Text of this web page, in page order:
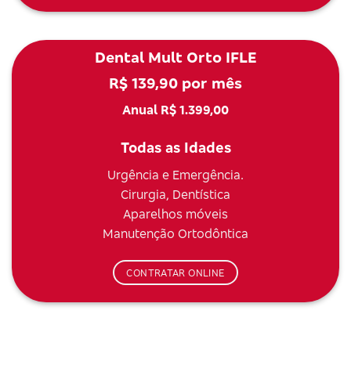
Dental Mult Orto IFLE
R$ 139,90 por mês
Anual R$ 1.399,00
Todas as Idades
Urgência e Emergência.
Cirurgia, Dentística
Aparelhos móveis
Manutenção Ortodôntica
CONTRATAR ONLINE